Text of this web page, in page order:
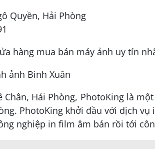
Quyền, Hải Phòng
ảnh Bình Xuân
Chân, Hải Phòng, PhotoKing là
PhotoKing khởi đầu với dịch
nghiệp in film âm bản rồi tới